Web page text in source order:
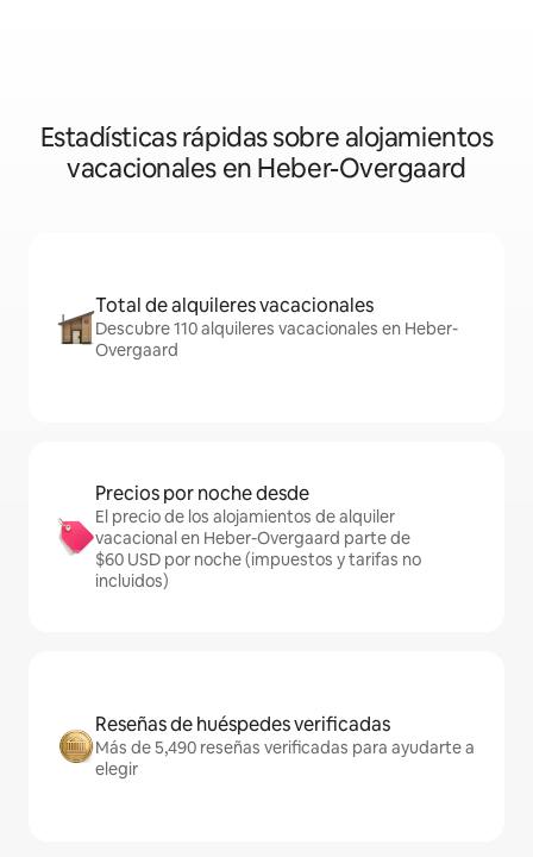
Estadísticas rápidas sobre alojamientos
vacacionales en Heber-Overgaard
Total de alquileres vacacionales
Descubre 110 alquileres vacacionales en Heber-
Overgaard
Precios por noche desde
El precio de los alojamientos de alquiler
vacacional en Heber-Overgaard parte de
$60 USD por noche (impuestos y tarifas no
incluidos)
Reseñas de huéspedes verificadas
Más de 5,490 reseñas verificadas para ayudarte a
elegir